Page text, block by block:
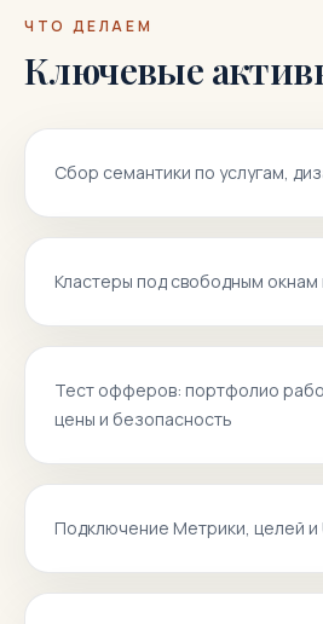
ЧТО ДЕЛАЕМ
Ключевые
Сбор семантики по услугам,
Кластеры под свободным окнам
Тест офферов: портфолио
цены и безопасность
Подключение Метрики, целей и